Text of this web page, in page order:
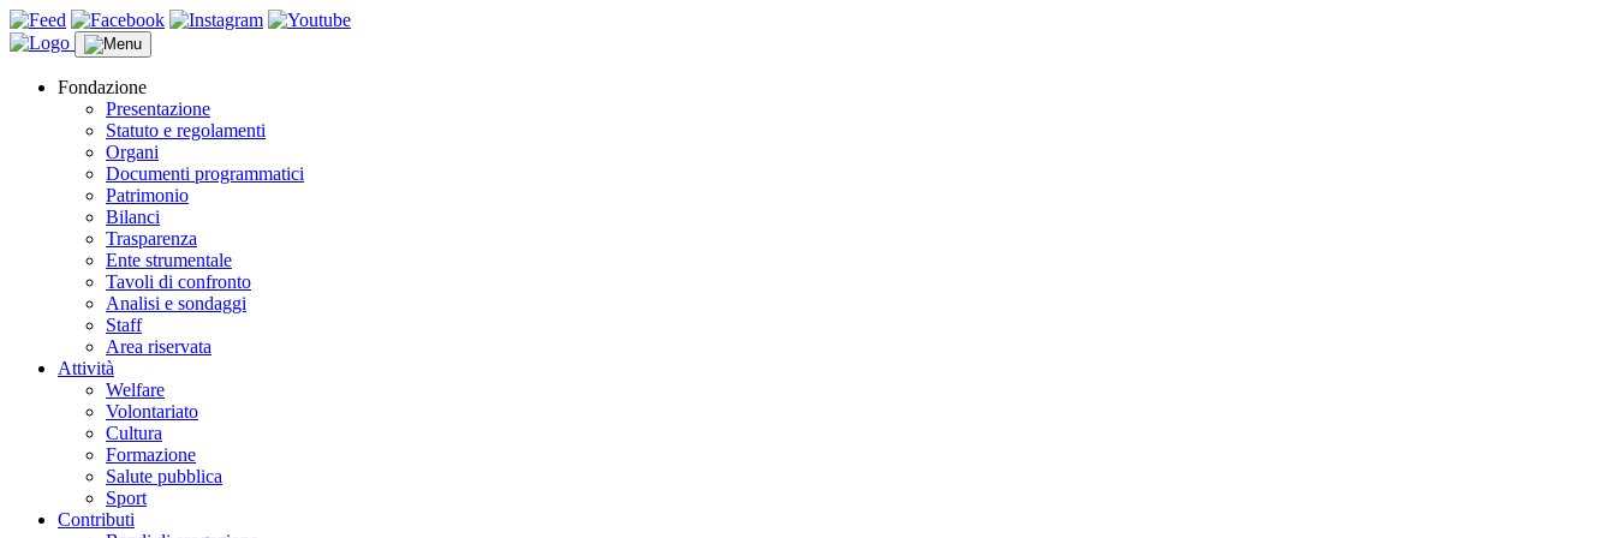
Fondazione
Presentazione
Statuto e regolamenti
Organi
Documenti programmatici
Patrimonio
Bilanci
Trasparenza
Ente strumentale
Tavoli di confronto
Analisi e sondaggi
Staff
Area riservata
Attività
Welfare
Volontariato
Cultura
Formazione
Salute pubblica
Sport
Contributi